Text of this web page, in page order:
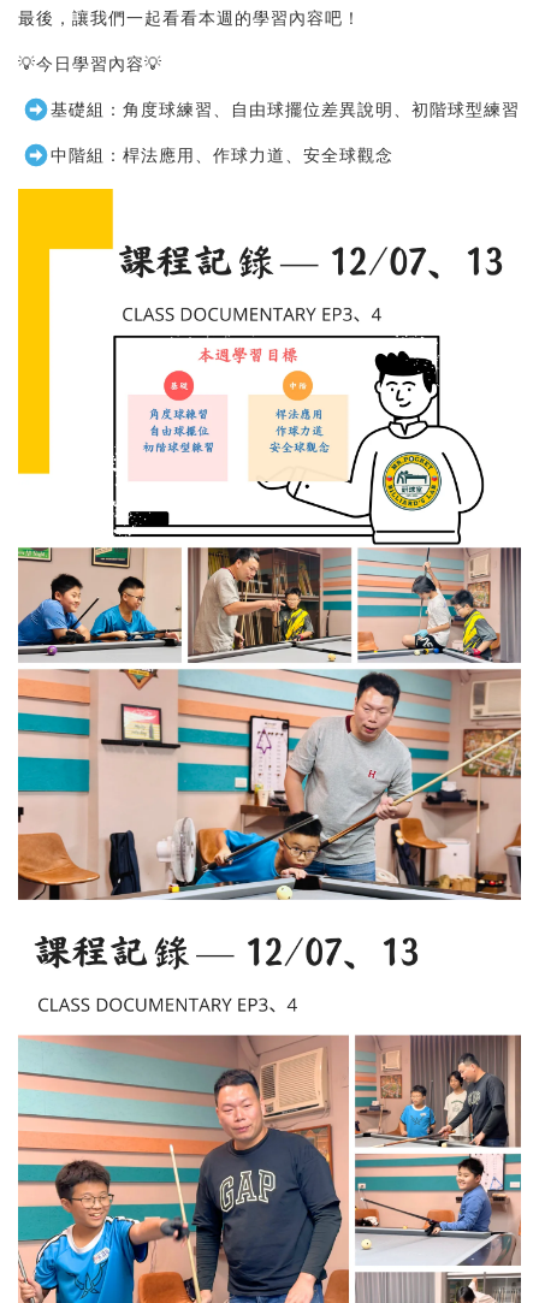
最後，讓我們一起看看本週的學習內容吧！
💡今日學習內容💡
基礎組：角度球練習、自由球擺位差異說明、初階球型練習
中階組：桿法應用、作球力道、安全球觀念